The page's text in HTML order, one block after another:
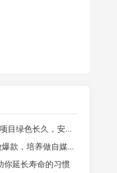
批量放大。扶持工作室和分公司
培养做自媒体能力
你延长寿命的习惯